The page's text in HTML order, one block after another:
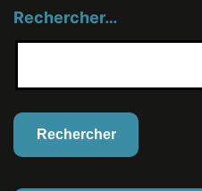
Rechercher…